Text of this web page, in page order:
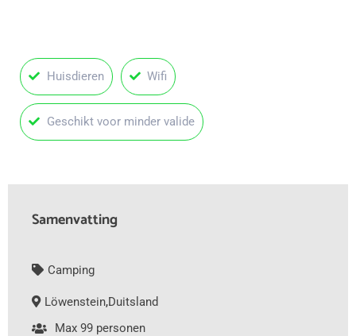
Huisdieren Wifi
Geschikt voor minder valide
Samenvatting
Camping
Löwenstein,Duitsland
Max 99 personen